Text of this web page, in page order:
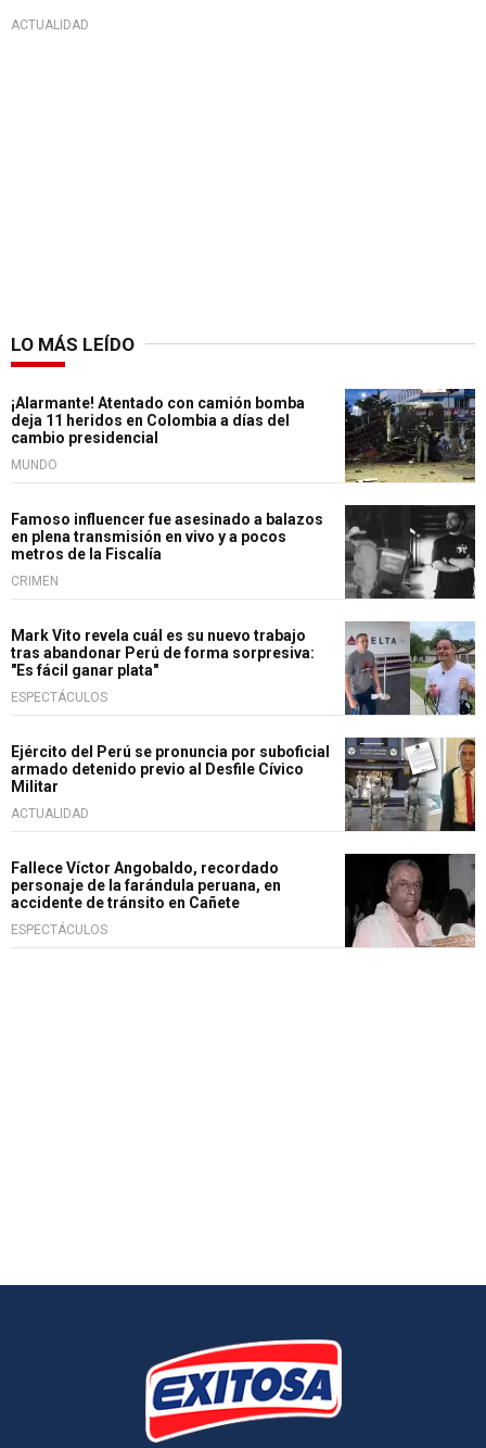
ACTUALIDAD
LO MÁS LEÍDO
¡Alarmante! Atentado con camión bomba
deja 11 heridos en Colombia a días del
cambio presidencial
MUNDO
Famoso influencer fue asesinado a balazos
en plena transmisión en vivo y a pocos
metros de la Fiscalía
CRIMEN
Mark Vito revela cuál es su nuevo trabajo
tras abandonar Perú de forma sorpresiva:
"Es fácil ganar plata"
ESPECTÁCULOS
Ejército del Perú se pronuncia por suboficial
armado detenido previo al Desfile Cívico
Militar
ACTUALIDAD
Fallece Víctor Angobaldo, recordado
personaje de la farándula peruana, en
accidente de tránsito en Cañete
ESPECTÁCULOS